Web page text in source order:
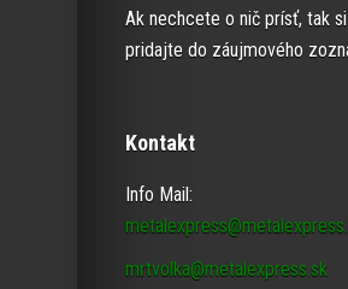
Ak nechcete o nič prísť, tak si
pridajte do záujmového
Kontakt
Info Mail:
mrtvolka@metalexpress.sk